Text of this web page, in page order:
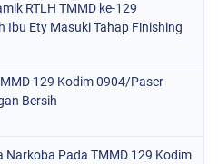
RTLH TMMD ke-129
Ibu Ety Masuki Tahap Finishing
129 Kodim 0904/Paser
Bersih
Narkoba Pada TMMD 129 Kodim